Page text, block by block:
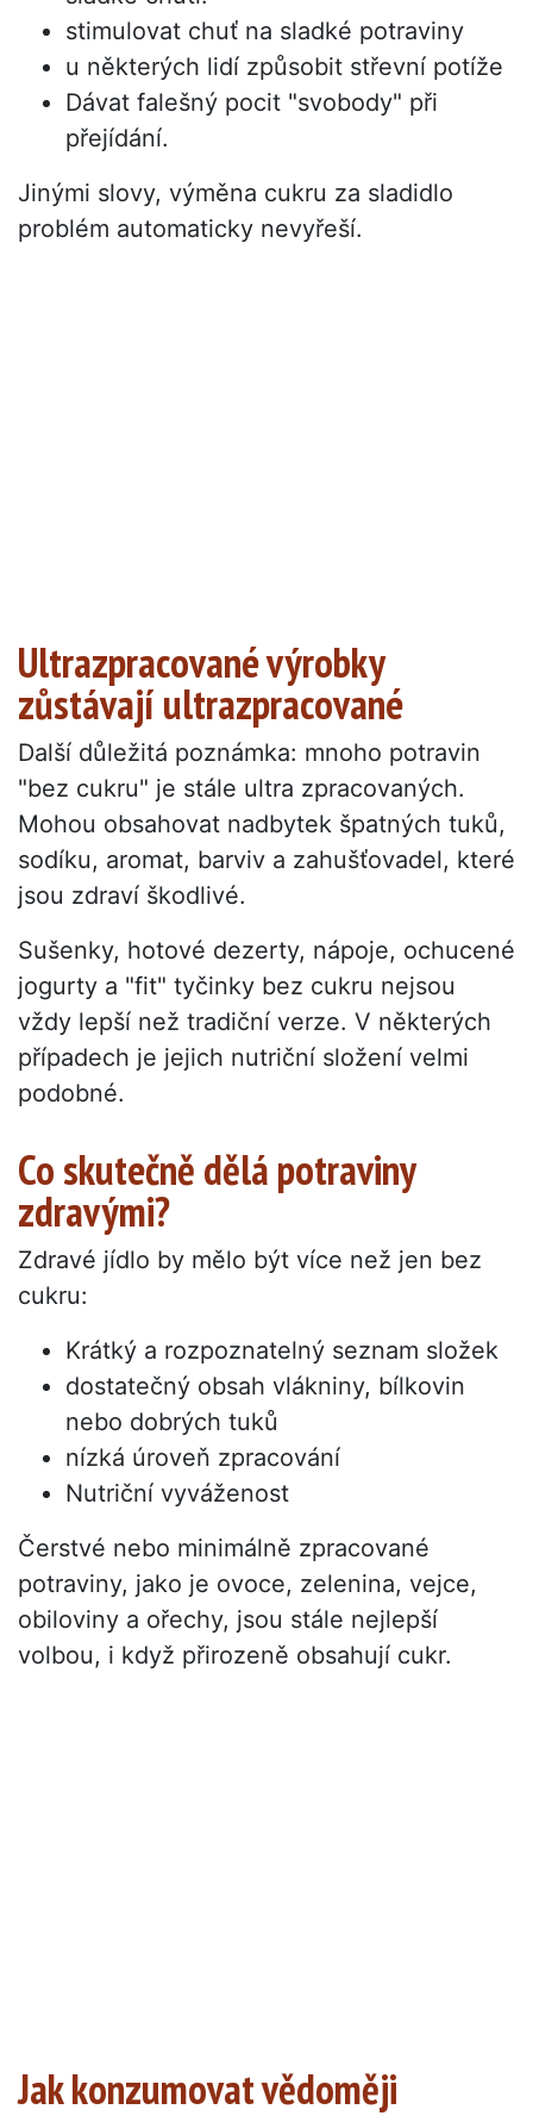
stimulovat chuť na sladké potraviny
u některých lidí způsobit střevní potíže
Dávat falešný pocit "svobody" při
přejídání.
Jinými slovy, výměna cukru za sladidlo
problém automaticky nevyřeší.
Ultrazpracované výrobky
zůstávají ultrazpracované
Další důležitá poznámka: mnoho potravin
"bez cukru" je stále ultra zpracovaných.
Mohou obsahovat nadbytek špatných tuků,
sodíku, aromat, barviv a zahušťovadel, které
jsou zdraví škodlivé.
Sušenky, hotové dezerty, nápoje, ochucené
jogurty a "fit" tyčinky bez cukru nejsou
vždy lepší než tradiční verze. V některých
případech je jejich nutriční složení velmi
podobné.
Co skutečně dělá potraviny
zdravými?
Zdravé jídlo by mělo být více než jen bez
cukru:
Krátký a rozpoznatelný seznam složek
dostatečný obsah vlákniny, bílkovin
nebo dobrých tuků
nízká úroveň zpracování
Nutriční vyváženost
Čerstvé nebo minimálně zpracované
potraviny, jako je ovoce, zelenina, vejce,
obiloviny a ořechy, jsou stále nejlepší
volbou, i když přirozeně obsahují cukr.
Jak konzumovat vědoměji